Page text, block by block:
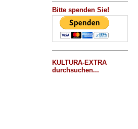
Bitte spenden Sie!
KULTURA-EXTRA
durchsuchen...